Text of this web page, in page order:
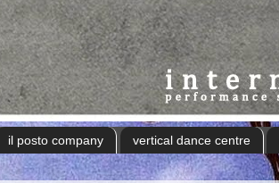
il posto company vertical dance centre